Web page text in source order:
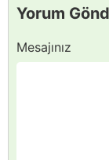
Yorum
Mesajınız